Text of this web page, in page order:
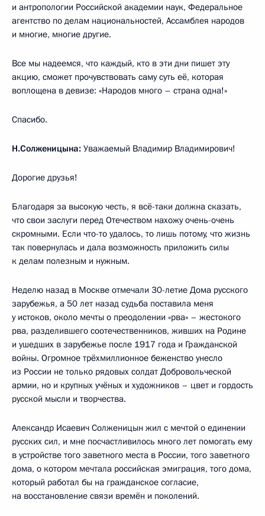
и антропологии Российской академии наук, Федеральное
агентство по делам национальностей, Ассамблея народов
и многие, многие другие.
Все мы надеемся, что каждый, кто в эти дни пишет эту
акцию, сможет прочувствовать саму суть её, которая
воплощена в девизе: «Народов много – страна одна!»
Спасибо.
Н.Солженицына: Уважаемый Владимир Владимирович!
Дорогие друзья!
Благодаря за высокую честь, я всё-таки должна сказать,
что свои заслуги перед Отечеством нахожу очень-очень
скромными. Если что-то удалось, то лишь потому, что жизнь
так повернулась и дала возможность приложить силы
к делам полезным и нужным.
Неделю назад в Москве отмечали 30-летие Дома русского
зарубежья, а 50 лет назад судьба поставила меня
у истоков, около мечты о преодолении «рва» – жестокого
рва, разделившего соотечественников, живших на Родине
и ушедших в зарубежье после 1917 года и Гражданской
войны. Огромное трёхмиллионное беженство унесло
из России не только рядовых солдат Добровольческой
армии, но и крупных учёных и художников – цвет и гордость
русской мысли и творчества.
Александр Исаевич Солженицын жил с мечтой о единении
русских сил, и мне посчастливилось много лет помогать ему
в устройстве того заветного места в России, того заветного
дома, о котором мечтала российская эмиграция, того дома,
который работал бы на гражданское согласие,
на восстановление связи времён и поколений.